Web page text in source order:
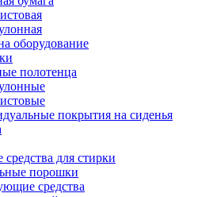
оборудование
полотенца
покрытия на сиденья
для стирки
порошки
средства